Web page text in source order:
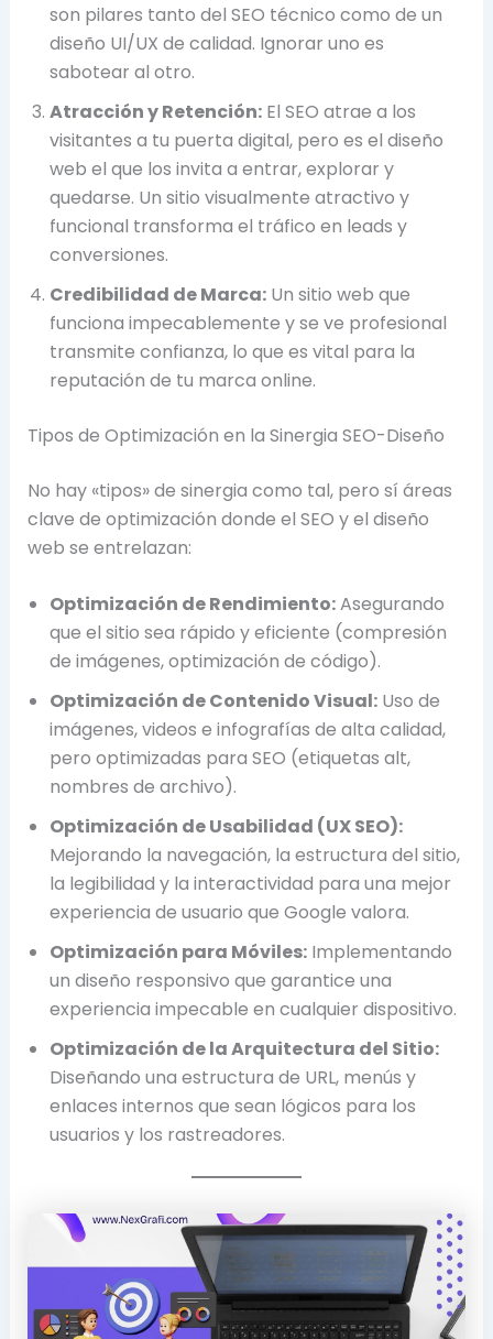
son pilares tanto del SEO técnico como de un
diseño UI/UX de calidad. Ignorar uno es
sabotear al otro.
Atracción y Retención:El SEO atrae a los
visitantes a tu puerta digital, pero es el diseño
web el que los invita a entrar, explorar y
quedarse. Un sitio visualmente atractivo y
funcional transforma el tráfico en leads y
conversiones.
Credibilidad de Marca:Un sitio web que
funciona impecablemente y se ve profesional
transmite confianza, lo que es vital para la
reputación de tu marca online.
Tipos de Optimización en la Sinergia SEO-Diseño
No hay «tipos» de sinergia como tal, pero sí áreas
clave de optimización donde el SEO y el diseño
web se entrelazan:
Optimización de Rendimiento:Asegurando
que el sitio sea rápido y eficiente (compresión
de imágenes, optimización de código).
Optimización de Contenido Visual:Uso de
imágenes, videos e infografías de alta calidad,
pero optimizadas para SEO (etiquetas alt,
nombres de archivo).
Optimización de Usabilidad (UX SEO):
Mejorando la navegación, la estructura del sitio,
la legibilidad y la interactividad para una mejor
experiencia de usuario que Google valora.
Optimización para Móviles:Implementando
un diseño responsivo que garantice una
experiencia impecable en cualquier dispositivo.
Optimización de la Arquitectura del Sitio:
Diseñando una estructura de URL, menús y
enlaces internos que sean lógicos para los
usuarios y los rastreadores.